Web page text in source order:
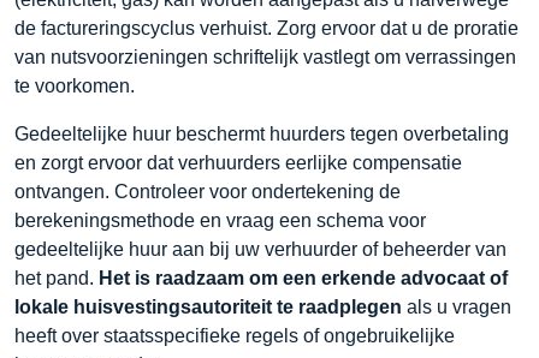
de factureringscyclus verhuist. Zorg ervoor dat u de proratie
van nutsvoorzieningen schriftelijk vastlegt om verrassingen
te voorkomen.
Gedeeltelijke huur beschermt huurders tegen overbetaling
en zorgt ervoor dat verhuurders eerlijke compensatie
ontvangen. Controleer voor ondertekening de
berekeningsmethode en vraag een schema voor
gedeeltelijke huur aan bij uw verhuurder of beheerder van
het pand. Het is raadzaam om een erkende advocaat of
lokale huisvestingsautoriteit te raadplegen als u vragen
heeft over staatsspecifieke regels of ongebruikelijke